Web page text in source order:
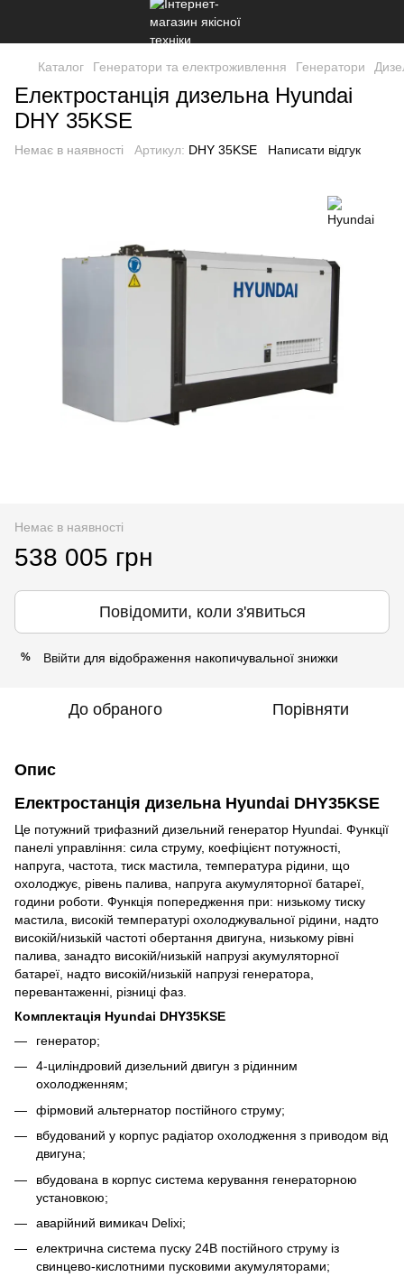
Каталог Генератори та електроживлення Генератори
Електростанція дизельна Hyundai
DHY 35KSE
Немає в наявності Артикул: DHY 35KSE Написати відгук
Немає в наявності
538 005 грн
Повідомити, коли з'явиться
% Ввійти для відображення накопичувальної знижки
До обраного Порівняти
Опис
Електростанція дизельна Hyundai DHY35KSE
Це потужний трифазний дизельний генератор Hyundai. Функції
панелі управління: сила струму, коефіцієнт потужності,
напруга, частота, тиск мастила, температура рідини, що
охолоджує, рівень палива, напруга акумуляторної батареї,
години роботи. Функція попередження при: низькому тиску
мастила, високій температурі охолоджувальної рідини, надто
високій/низькій частоті обертання двигуна, низькому рівні
палива, занадто високій/низькій напрузі акумуляторної
батареї, надто високій/низькій напрузі генератора,
перевантаженні, різниці фаз.
Комплектація Hyundai DHY35KSE
генератор;
4-циліндровий дизельний двигун з рідинним
охолодженням;
фірмовий альтернатор постійного струму;
вбудований у корпус радіатор охолодження з приводом від
двигуна;
вбудована в корпус система керування генераторною
установкою;
аварійний вимикач Delixi;
електрична система пуску 24В постійного струму із
свинцево-кислотними пусковими акумуляторами;